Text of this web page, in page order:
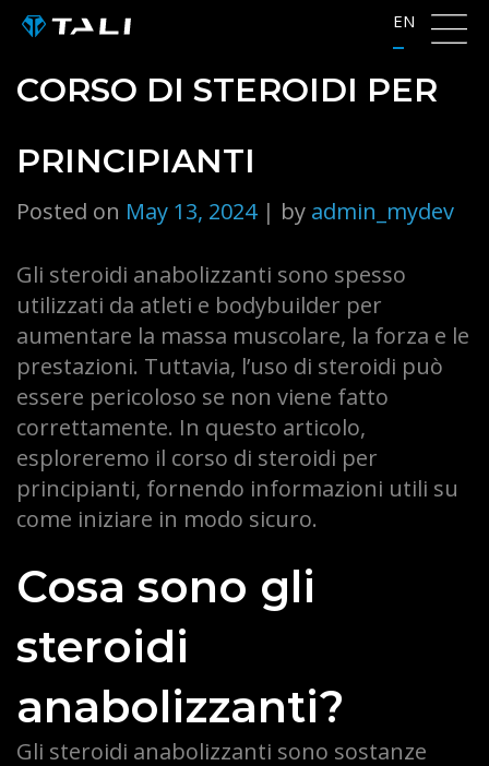
Skip
content
EN
CORSO DI STEROIDI PER
PRINCIPIANTI
Posted on May 13, 2024| by admin_mydev
Gli steroidi anabolizzanti sono spesso
utilizzati da atleti e bodybuilder per
aumentare la massa muscolare, la forza e le
prestazioni. Tuttavia, l’uso di steroidi può
essere pericoloso se non viene fatto
correttamente. In questo articolo,
esploreremo il corso di steroidi per
principianti, fornendo informazioni utili su
come iniziare in modo sicuro.
Cosa sono gli
steroidi
anabolizzanti?
Gli steroidi anabolizzanti sono sostanze